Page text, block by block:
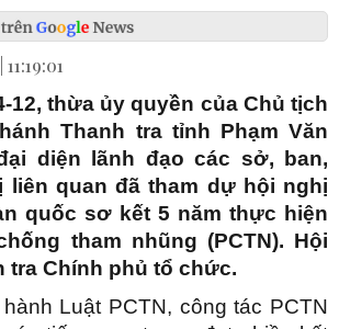
12, thừa ủy quyền của Chủ tịch
Thanh tra tỉnh Phạm Văn
diện lãnh đạo các sở, ban,
liên quan đã tham dự hội nghị
quốc sơ kết 5 năm thực hiện
tham nhũng (PCTN). Hội
tra Chính phủ tổ chức.
Luật PCTN, công tác PCTN